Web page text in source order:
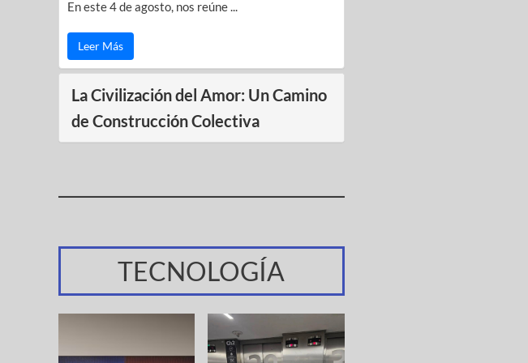
En este 4 de agosto, nos reúne ...
Leer Más
La Civilización del Amor: Un Camino
de Construcción Colectiva
TECNOLOGÍA